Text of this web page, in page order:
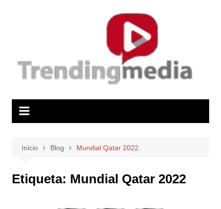
Inicio Blog Mundial Qatar 2022
Etiqueta: Mundial Qatar 2022